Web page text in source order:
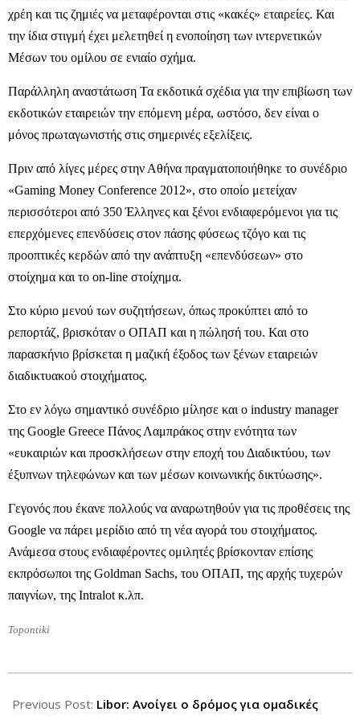
χρέη και τις ζημιές να μεταφέρονται στις «κακές» εταιρείες. Και
την ίδια στιγμή έχει μελετηθεί η ενοποίηση των ιντερνετικών
Μέσων του ομίλου σε ενιαίο σχήμα.
Παράλληλη αναστάτωση Τα εκδοτικά σχέδια για την επιβίωση των
εκδοτικών εταιρειών την επόμενη μέρα, ωστόσο, δεν είναι ο
μόνος πρωταγωνιστής στις σημερινές εξελίξεις.
Πριν από λίγες μέρες στην Αθήνα πραγματοποιήθηκε το συνέδριο
«Gaming Money Conference 2012», στο οποίο μετείχαν
περισσότεροι από 350 Έλληνες και ξένοι ενδιαφερόμενοι για τις
επερχόμενες επενδύσεις στον πάσης φύσεως τζόγο και τις
προοπτικές κερδών από την ανάπτυξη «επενδύσεων» στο
στοίχημα και το on-line στοίχημα.
Στο κύριο μενού των συζητήσεων, όπως προκύπτει από το
ρεπορτάζ, βρισκόταν ο ΟΠΑΠ και η πώλησή του. Και στο
παρασκήνιο βρίσκεται η μαζική έξοδος των ξένων εταιρειών
διαδικτυακού στοιχήματος.
Στο εν λόγω σημαντικό συνέδριο μίλησε και ο industry manager
της Google Greece Πάνος Λαμπράκος στην ενότητα των
«ευκαιριών και προσκλήσεων στην εποχή του Διαδικτύου, των
έξυπνων τηλεφώνων και των μέσων κοινωνικής δικτύωσης».
Γεγονός που έκανε πολλούς να αναρωτηθούν για τις προθέσεις της
Google να πάρει μερίδιο από τη νέα αγορά του στοιχήματος.
Ανάμεσα στους ενδιαφέροντες ομιλητές βρίσκονταν επίσης
εκπρόσωποι της Goldman Sachs, του ΟΠΑΠ, της αρχής τυχερών
παιγνίων, της Intralot κ.λπ.
Topontiki
12-
Previous Post: Libor: Ανοίγει ο δρόμος για ομαδικές